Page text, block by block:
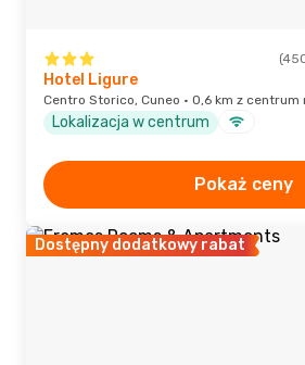
Hotel Ligure
Centro Storico, Cuneo · 0,6 km z centrum
Lokalizacja w centrum
Pokaż ceny
Dostępny dodatkowy rabat